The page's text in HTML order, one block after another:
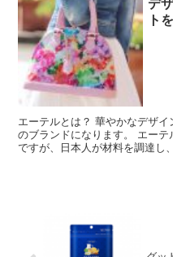
デ
ト
エーテルとは？ 華やかなデザ
のブランドになります。 エーテル(AETHER)とブランド名こそ横文字
ですが、日本人が材料を調達し